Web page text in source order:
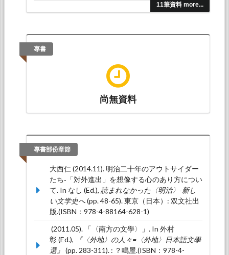
11筆資料 more...
小説における歴史への言及
語・記憶〉, 淡江大學覺生綜合大樓: 淡江大學日
本語文學系.
(大西仁)* (2015.05).江見水蔭の「海事小説」に
. Paper presented at 2015年中國文化大
與研究‐語言與文學、及文化其他領域〉‐, 中國文
化大學: 中國文化大學.
例会, 日本文学協会本部（在日本国東京都豊島
專書
尚無資料
專書部份章節
大西仁 (2014.11). 明治二十年のアウトサイダー
たち‐「対外進出」を想像する心のあり方につい
て. In なし (Ed.), 読まれなかった〈明治〉‐新し
い文学史へ(pp. 48-65). 東京（日本）: 双文社出
版.(ISBN：978-4-88164-628-1)
(2011.05). 「〈南方の文學〉」. In 外村
彰 (Ed.),
『〈外地〉の人々=〈外地〉日本語文學
選』 (pp. 283-311). : ？鳴屋.(ISBN：978-4-